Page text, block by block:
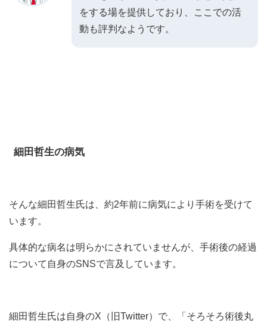
をする場を提供しており、ここでの活
動も評判なようです。
細田哲生の病気
そんな細田哲生氏は、約2年前に病気により手術を受けて
います。
具体的な病名は明らかにされていませんが、手術後の経過
について自身のSNSで言及しています。
細田哲生氏は自身のX（旧Twitter）で、「そろそろ術後丸